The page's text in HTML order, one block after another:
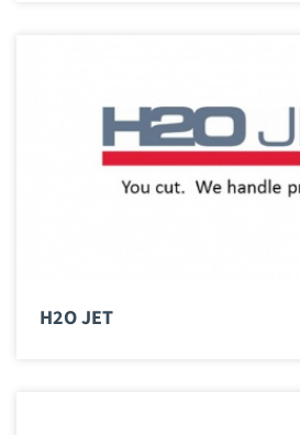
H2O JET